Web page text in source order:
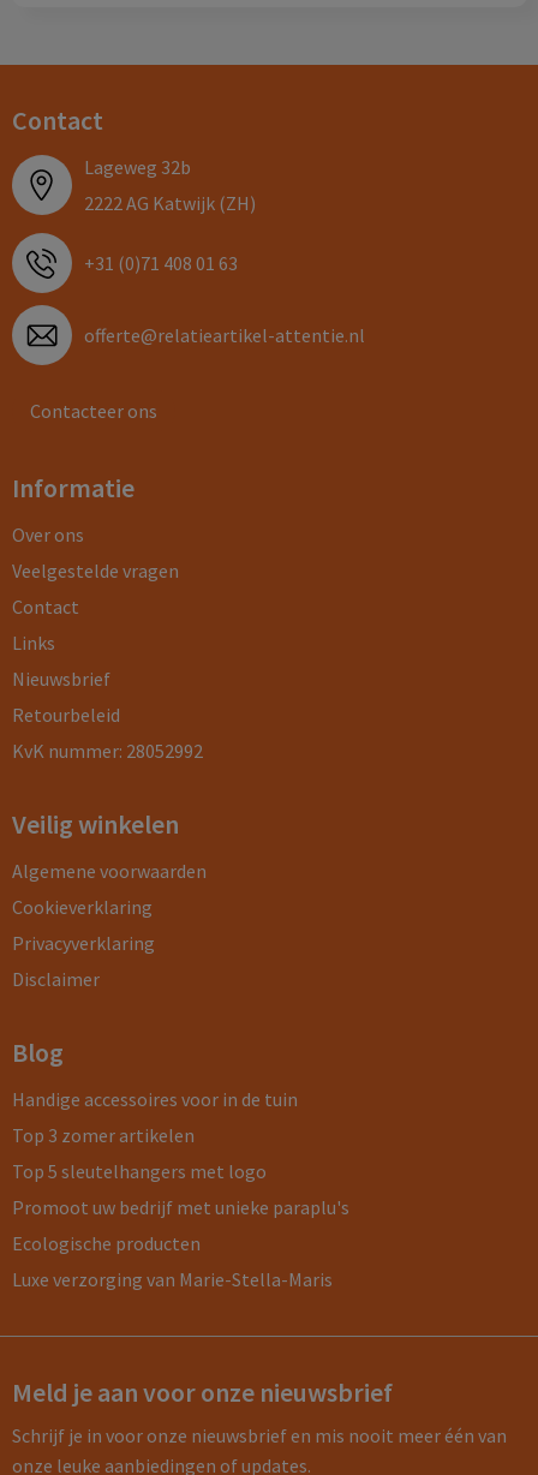
Contact
Lageweg 32b
2222 AG Katwijk (ZH)
+31 (0)71 408 01 63
offerte@relatieartikel-attentie.nl
Contacteer ons
Informatie
Over ons
Veelgestelde vragen
Contact
Links
Nieuwsbrief
Retourbeleid
KvK nummer: 28052992
Veilig winkelen
Algemene voorwaarden
Cookieverklaring
Privacyverklaring
Disclaimer
Blog
Handige accessoires voor in de tuin
Top 3 zomer artikelen
Top 5 sleutelhangers met logo
Promoot uw bedrijf met unieke paraplu's
Ecologische producten
Luxe verzorging van Marie-Stella-Maris
Meld je aan voor onze nieuwsbrief
Schrijf je in voor onze nieuwsbrief en mis nooit meer één van
onze leuke aanbiedingen of updates.